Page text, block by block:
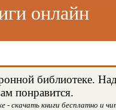
онлайн
библиотеке.
понравится.
скачать книги бесплатно и